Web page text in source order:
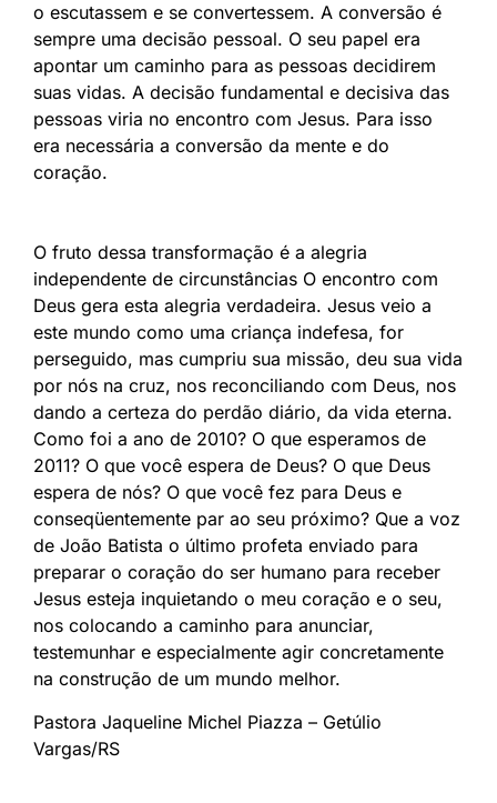
o escutassem e se convertessem. A conversão é
sempre uma decisão pessoal. O seu papel era
apontar um caminho para as pessoas decidirem
suas vidas. A decisão fundamental e decisiva das
pessoas viria no encontro com Jesus. Para isso
era necessária a conversão da mente e do
coração.
O fruto dessa transformação é a alegria
independente de circunstâncias O encontro com
Deus gera esta alegria verdadeira. Jesus veio a
este mundo como uma criança indefesa, for
perseguido, mas cumpriu sua missão, deu sua vida
por nós na cruz, nos reconciliando com Deus, nos
dando a certeza do perdão diário, da vida eterna.
Como foi a ano de 2010? O que esperamos de
2011? O que você espera de Deus? O que Deus
espera de nós? O que você fez para Deus e
conseqüentemente par ao seu próximo? Que a voz
de João Batista o último profeta enviado para
preparar o coração do ser humano para receber
Jesus esteja inquietando o meu coração e o seu,
nos colocando a caminho para anunciar,
testemunhar e especialmente agir concretamente
na construção de um mundo melhor.
Pastora Jaqueline Michel Piazza – Getúlio
Vargas/RS